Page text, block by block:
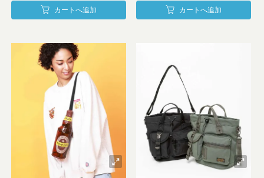
カートへ追加 カートへ追加